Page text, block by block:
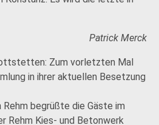
Patrick Merck
Zum vorletzten Mal
in ihrer aktuellen Besetzung
begrüßte die Gäste im
Rehm Kies- und Betonwerk